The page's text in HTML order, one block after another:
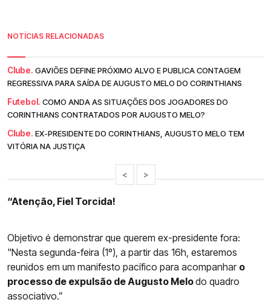
NOTÍCIAS RELACIONADAS
Clube. GAVIÕES DEFINE PRÓXIMO ALVO E PUBLICA CONTAGEM
REGRESSIVA PARA SAÍDA DE AUGUSTO MELO DO CORINTHIANS
Futebol. COMO ANDA AS SITUAÇÕES DOS JOGADORES DO
CORINTHIANS CONTRATADOS POR AUGUSTO MELO?
Clube. EX-PRESIDENTE DO CORINTHIANS, AUGUSTO MELO TEM
VITÓRIA NA JUSTIÇA
< >
“Atenção, Fiel Torcida!
Objetivo é demonstrar que querem ex-presidente fora:
"Nesta segunda-feira (1º), a partir das 16h, estaremos
reunidos em um manifesto pacífico para acompanhar o
processo de expulsão de Augusto Melodo quadro
associativo.”